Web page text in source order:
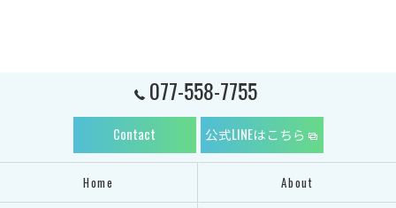
077-558-7755
Contact 公式LINEはこちら
Home About